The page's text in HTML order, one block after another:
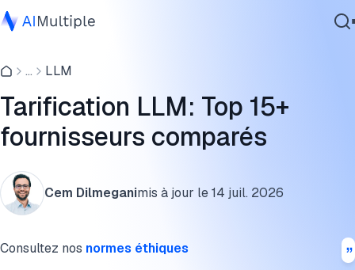
IA agentique
cybersécurité
Données
Logiciel d'entreprise
... LLM
Tarification LLM: Top 15+
fournisseurs comparés
Cem Dilmeganimis à jour le14 juil. 2026
Consultez nos normes éthiques
Évaluation des prix des LLM via API
Comparaison des abonnements LLM
Comprendre la tarification LLM
Utilisation de plusieurs modèles de langage
Mécanismes de tarification et coûts cachés
Considérations de tarification spécifiques aux entreprises